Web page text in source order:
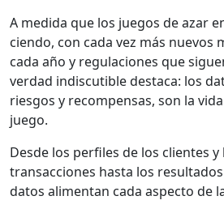
A medi­da que los jue­gos de azar
cien­do, con cada vez más nuevos
cada año y reg­u­la­ciones que
ver­dad indis­cutible desta­ca: los
ries­gos y rec­om­pen­sas, son la
juego.
Des­de los per­files de los clientes
transac­ciones has­ta los
datos ali­men­tan cada aspec­to de